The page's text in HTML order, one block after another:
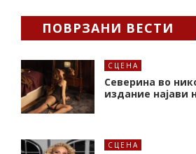
ПОВРЗАНИ ВЕСТИ
СЦЕНА
Северина во
издание најави
СЦЕНА